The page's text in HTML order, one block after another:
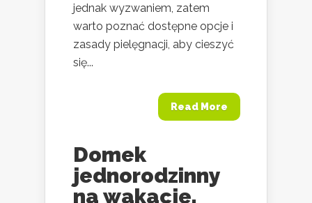
jednak wyzwaniem, zatem
warto poznać dostępne opcje i
zasady pielęgnacji, aby cieszyć
się...
Read More
Domek
jednorodzinny
na wakacje.